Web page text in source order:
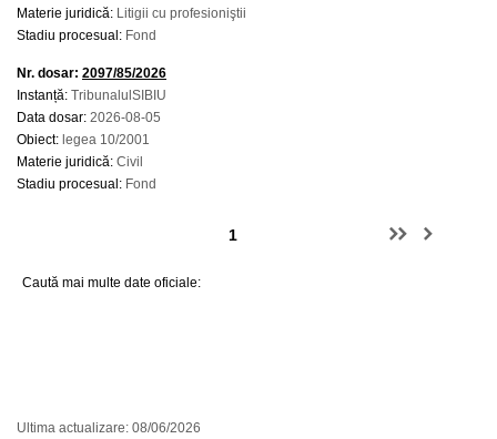
Materie juridică: Litigii cu profesioniştii
Stadiu procesual: Fond
Nr. dosar: 2097/85/2026
Instanță: TribunalulSIBIU
Data dosar: 2026-08-05
Obiect: legea 10/2001
Materie juridică: Civil
Stadiu procesual: Fond
Caută mai multe date oficiale:
Ultima actualizare: 08/06/2026